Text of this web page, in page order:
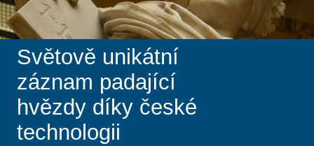
Světově unikátní
záznam padající
hvězdy díky české
technologii